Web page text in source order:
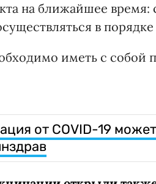
на ближайшее время:
в
иметь с собой
от COVID-19